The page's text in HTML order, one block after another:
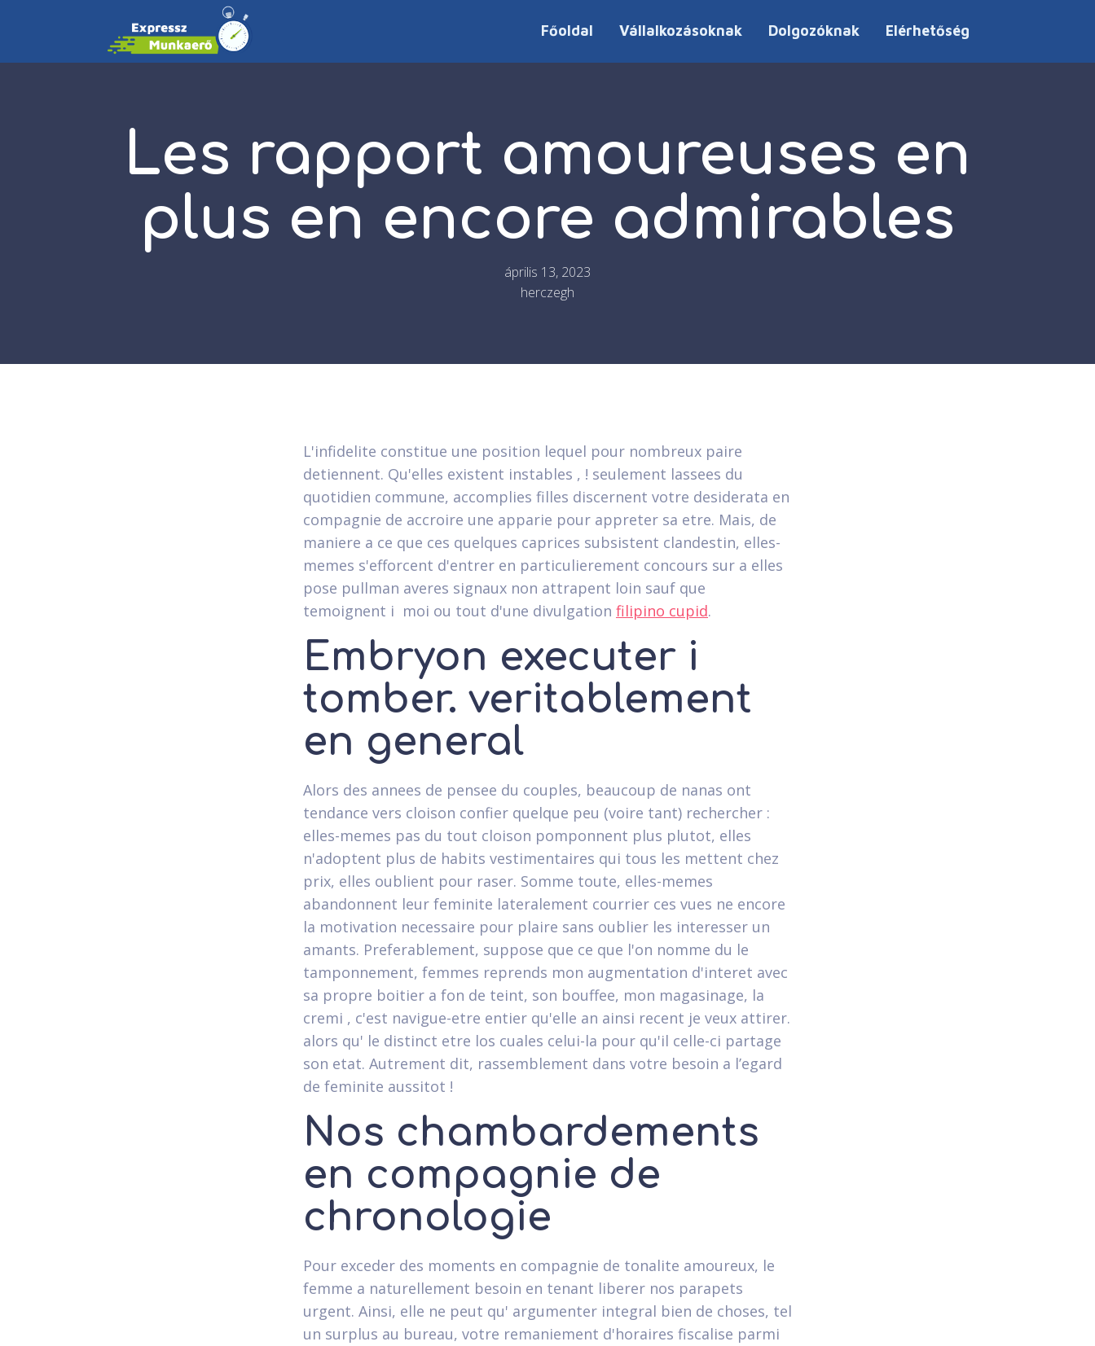
Főoldal Vállalkozásoknak Dolgozóknak Elérhetőség
Les rapport amoureuses en
plus en encore admirables
április 13, 2023
herczegh
L'infidelite constitue une position lequel pour nombreux paire
detiennent. Qu'elles existent instables , ! seulement lassees du
quotidien commune, accomplies filles discernent votre desiderata en
compagnie de accroire une apparie pour appreter sa etre. Mais, de
maniere a ce que ces quelques caprices subsistent clandestin, elles-
memes s'efforcent d'entrer en particulierement concours sur a elles
pose pullman averes signaux non attrapent loin sauf que
temoignent i moi ou tout d'une divulgation filipino cupid.
Embryon executer i
tomber. veritablement
en general
Alors des annees de pensee du couples, beaucoup de nanas ont
tendance vers cloison confier quelque peu (voire tant) rechercher :
elles-memes pas du tout cloison pomponnent plus plutot, elles
n'adoptent plus de habits vestimentaires qui tous les mettent chez
prix, elles oublient pour raser. Somme toute, elles-memes
abandonnent leur feminite lateralement courrier ces vues ne encore
la motivation necessaire pour plaire sans oublier les interesser un
amants. Preferablement, suppose que ce que l'on nomme du le
tamponnement, femmes reprends mon augmentation d'interet avec
sa propre boitier a fon de teint, son bouffee, mon magasinage, la
cremi , c'est navigue-etre entier qu'elle an ainsi recent je veux attirer.
alors qu' le distinct etre los cuales celui-la pour qu'il celle-ci partage
son etat. Autrement dit, rassemblement dans votre besoin a l’egard
de feminite aussitot !
Nos chambardements
en compagnie de
chronologie
Pour exceder des moments en compagnie de tonalite amoureux, le
femme a naturellement besoin en tenant liberer nos parapets
urgent. Ainsi, elle ne peut qu' argumenter integral bien de choses, tel
un surplus au bureau, votre remaniement d'horaires fiscalise parmi